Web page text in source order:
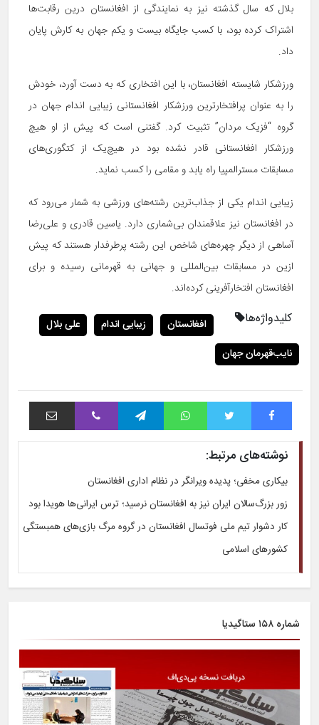
بلال که سال گذشته نیز به نمایندگی از افغانستان درین رقابت‌ها
اشتراک کرده بود، با کسب جایگاه بیست و یکم جهان به کارش پایان
داد.
ورزشکار شایسته افغانستان، با این افتخاری که به دست آورد، خودش
را به عنوان پرافتخارترین ورزشکار افغانستانی زیبایی اندام جهان در
گروه “فزیک مردان” تثبیت کرد. گفتنی است که پیش از او هیچ
ورزشکار افغانستانی قادر نشده بود در هیچ‌یک از کتگوری‌های
مسابقات مسترالمپیا راه یابد و مقامی را کسب نماید.
زیبایی اندام یکی از جذاب‌ترین رشته‌های ورزشی به شمار می‌رود که
در افغانستان نیز علاقمندان بی‌شماری دارد. یاسین قادری و علی‌رضا
آساهی از دیگر چهره‌های شاخص این رشته پرطرفدار هستند که پیش
ازین در مسابقات بین‌المللی و جهانی به قهرمانی رسیده و برای
افغانستان افتخارآفرینی کرده‌اند.
کلیدواژه‌ها افغانستان زیبایی اندام
علی بلال
نایب‌قهرمان جهان
فیس بوک توییتر واتس آپ تلگرام وایبر اشتراک با ایمیل
نوشته‌های مرتبط:
بیکاری مخفی؛ پدیده ویرانگر در نظام اداری افغانستان
زور بزرگ‌سالان ایران نیز به افغانستان نرسید؛ ترس ایرانی‌ها هویدا بود
کار دشوار تیم ملی فوتسال افغانستان در گروه مرگ بازی‌های همبستگی
کشورهای اسلامی
شماره ۱۵۸ ستاگیدیا